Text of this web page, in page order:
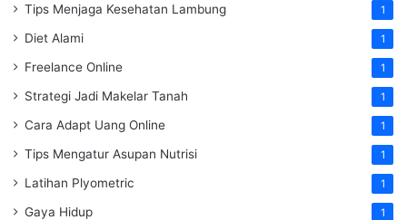
Tips Menjaga Kesehatan Lambung 1
Diet Alami 1
Freelance Online 1
Strategi Jadi Makelar Tanah 1
Cara Adapt Uang Online 1
Tips Mengatur Asupan Nutrisi 1
Latihan Plyometric 1
Gaya Hidup 1